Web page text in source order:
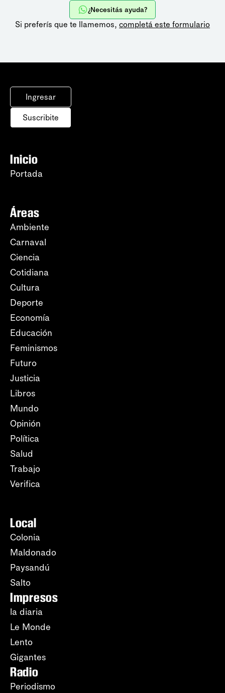
¿Necesitás ayuda?
Si preferís que te llamemos, completá este formulario
Ingresar
Suscribite
Inicio
Portada
Áreas
Ambiente
Carnaval
Ciencia
Cotidiana
Cultura
Deporte
Economía
Educación
Feminismos
Futuro
Justicia
Libros
Mundo
Opinión
Política
Salud
Trabajo
Verifica
Local
Colonia
Maldonado
Paysandú
Salto
Impresos
la diaria
Le Monde
Lento
Gigantes
Radio
Periodismo